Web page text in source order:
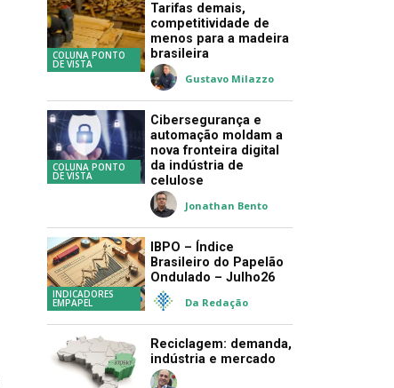
COLUNA PONTO
DE VISTA
Tarifas demais,
competitividade de
menos para a madeira
brasileira
Gustavo Milazzo
COLUNA PONTO
DE VISTA
Cibersegurança e
automação moldam a
nova fronteira digital
da indústria de
celulose
Jonathan Bento
INDICADORES
EMPAPEL
IBPO – Índice
Brasileiro do Papelão
Ondulado – Julho26
Da Redação
Reciclagem: demanda,
indústria e mercado